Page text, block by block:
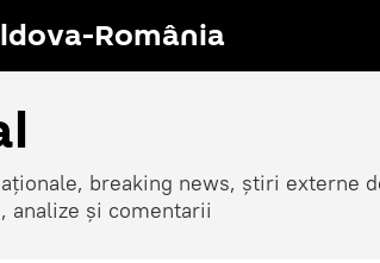
România
breaking news, știri externe
analize și comentarii